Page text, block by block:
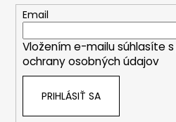
Email
Vložením e-mailu súhlasíte s
ochrany osobných údajov
PRIHLÁSIŤ SA